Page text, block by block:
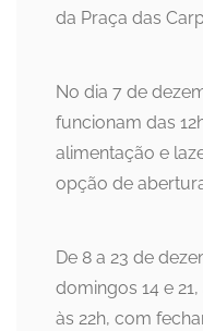
da Praça das
No dia 7 de
funcionam das
alimentação e
opção de
De 8 a 23 de
domingos 14 e
às 22h, com